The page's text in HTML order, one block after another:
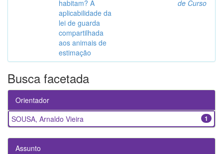
habitam? A
aplicabilidade da
lei de guarda
compartilhada
aos animais de
estimação
de Curso
Busca facetada
Orientador
1
SOUSA, Arnaldo Vieira
Assunto